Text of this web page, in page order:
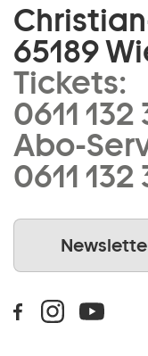
65189
Tickets:
0611 132
Abo-
0611 132